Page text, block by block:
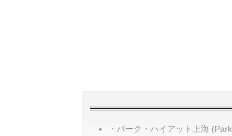
・パーク・ハイアット上海